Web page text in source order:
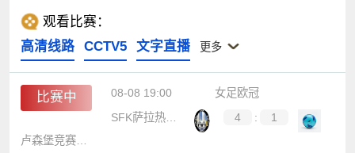
观看比赛：
高清线路
CCTV5 文字直播 更多
比赛中 08-08 19:00
女足欧冠
SFK萨拉热窝女足
4 :
1